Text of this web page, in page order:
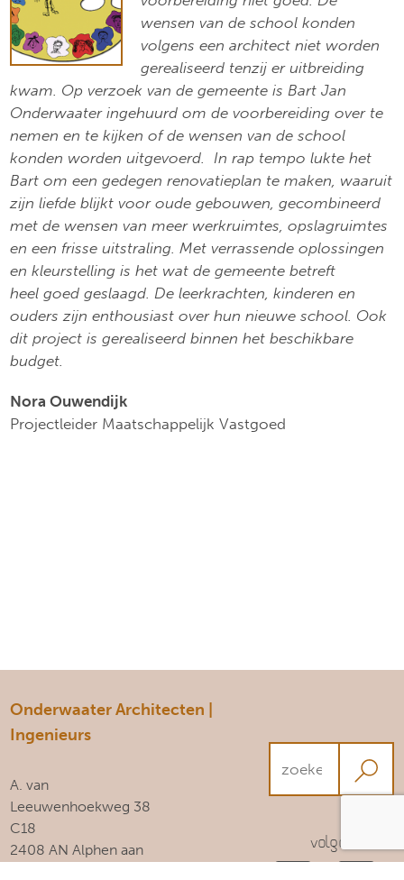
wensen van de school konden
volgens een architect niet worden
gerealiseerd tenzij er uitbreiding
kwam. Op verzoek van de gemeente is Bart Jan
Onderwaater ingehuurd om de voorbereiding over te
nemen en te kijken of de wensen van de school
konden worden uitgevoerd. In rap tempo lukte het
Bart om een gedegen renovatieplan te maken, waaruit
zijn liefde blijkt voor oude gebouwen, gecombineerd
met de wensen van meer werkruimtes, opslagruimtes
en een frisse uitstraling. Met verrassende oplossingen
en kleurstelling is het wat de gemeente betreft
heel goed geslaagd. De leerkrachten, kinderen en
ouders zijn enthousiast over hun nieuwe school. Ook
dit project is gerealiseerd binnen het beschikbare
budget.
Nora Ouwendijk
Projectleider Maatschappelijk Vastgoed
Onderwaater Architecten |
Ingenieurs
A. van
Leeuwenhoekweg 38
C18
2408 AN Alphen aan
Volg ons!